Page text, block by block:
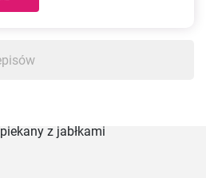
należą do najbardziej popularnych.